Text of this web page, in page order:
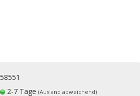
58551
2-7 Tage(Ausland abweichend)